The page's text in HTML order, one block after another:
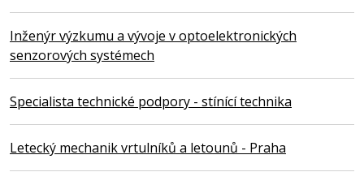
Inženýr výzkumu a vývoje v optoelektronických
senzorových systémech
Specialista technické podpory - stínící technika
Letecký mechanik vrtulníků a letounů - Praha